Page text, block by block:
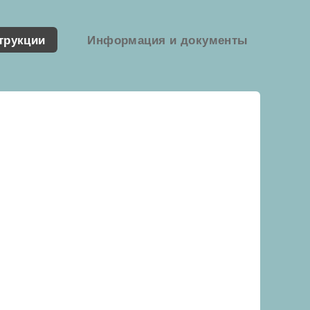
Информация и документы